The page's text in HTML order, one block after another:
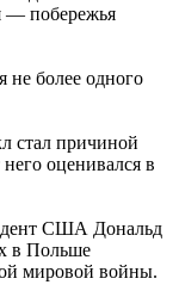
— побережья
не более одного
стал причиной
оценивался в
США Дональд
в Польше
мировой войны.